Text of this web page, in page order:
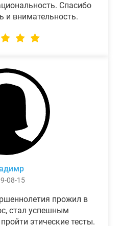
Спасибо
и внимательность.
08-15
прожил в
стал успешным
этические тесты.